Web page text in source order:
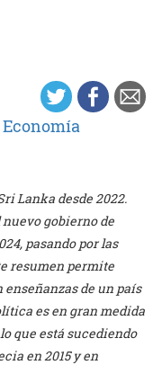
Economía
Lanka desde 2022.
gobierno de
pasando por las
resumen permite
de un país
es en gran medida
que está sucediendo
en 2015 y en